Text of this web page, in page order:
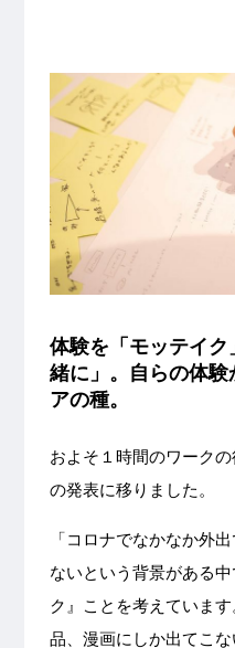
体験を「モッテイ
緒に」。自らの体
アの種。
およそ１時間のワーク
の発表に移りました。
「コロナでなかなか外
ないという背景がある
ク』ことを考えていま
品、漫画にしか出てこ